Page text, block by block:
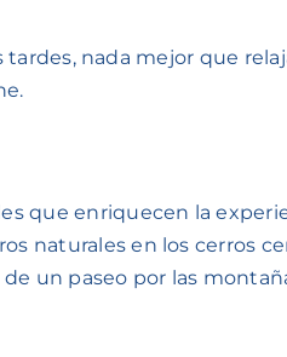
tardes, nada mejor que
que enriquecen la
naturales en los cerros
un paseo por las